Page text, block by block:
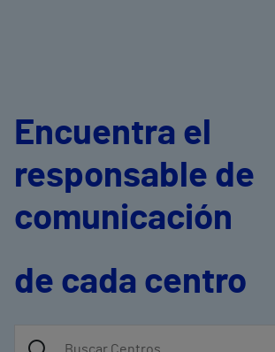
Encuentra el
responsable de
comunicación
de cada centro